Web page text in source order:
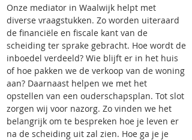
Onze mediator in Waalwijk helpt met
diverse vraagstukken. Zo worden uiteraard
de financiële en fiscale kant van de
scheiding ter sprake gebracht. Hoe wordt de
inboedel verdeeld? Wie blijft er in het huis
of hoe pakken we de verkoop van de woning
aan? Daarnaast helpen we met het
opstellen van een ouderschapsplan. Tot slot
zorgen wij voor nazorg. Zo vinden we het
belangrijk om te bespreken hoe je leven er
na de scheiding uit zal zien. Hoe ga je je